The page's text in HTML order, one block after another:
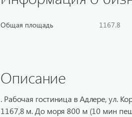
Общая площадь 1167.8
Описание
. Рабочая гостиница в Адлере, ул.
1167,8 м. До моря 800 м (10 мин